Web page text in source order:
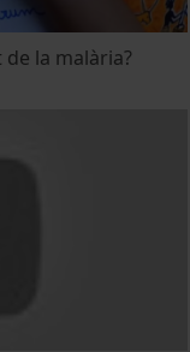
la malària?